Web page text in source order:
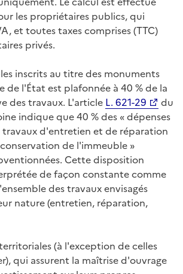
les propriétaires publics, qui
et toutes taxes comprises (TTC)
privés.
inscrits au titre des monuments
de l'État est plafonnée à 40 % de la
des travaux. L'article L. 621-29
du
indique que 40 % des « dépenses
travaux d'entretien et de réparation
de l'immeuble »
Cette disposition
de façon constante comme
des travaux envisagés
nature (entretien, réparation,
(à l'exception de celles
qui assurent la maîtrise d'ouvrage